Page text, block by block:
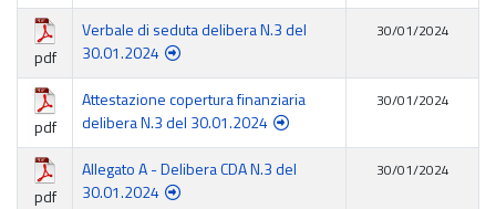
pdf
Verbale di seduta delibera N.3 del
30.01.2024
30/01/2024
pdf
Attestazione copertura finanziaria
delibera N.3 del 30.01.2024
30/01/2024
pdf
Allegato A - Delibera CDA N.3 del
30.01.2024
30/01/2024